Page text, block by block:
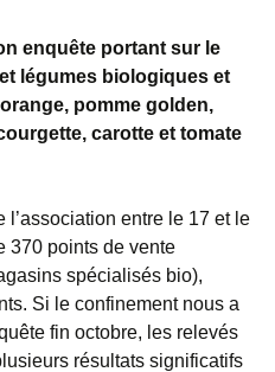
enquête portant sur le
légumes biologiques et
pomme golden,
carotte et tomate
l’association entre le 17 et le
370 points de vente
spécialisés bio),
Si le confinement nous a
fin octobre, les relevés
résultats significatifs